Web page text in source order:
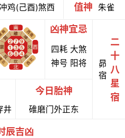
鸡(己酉)煞西 值神 朱雀
凶神宜忌
四耗 大煞
神号 阳将
井
今日胎神
碓磨门外正东
昴
宿
二
十
八
星
宿
辰吉凶